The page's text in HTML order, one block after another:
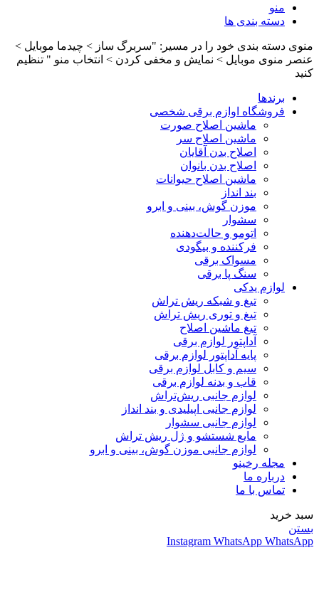
منو
دسته بندی ها
منوی دسته بندی خود را در مسیر: "سربرگ ساز > چیدما موبایل >
عنصر منوی موبایل > نمایش و مخفی کردن > انتخاب منو " تنظیم
کنید
برندها
فروشگاه اوازم برقی شخصی
ماشین اصلاح صورت
ماشین اصلاح سر
اصلاح بدن آقایان
اصلاح بدن بانوان
ماشین اصلاح حیوانات
بند انداز
موزن گوش، بینی و ابرو
سشوار
اتومو و حالت‌دهنده
فرکننده و بیگودی
مسواک برقی
سنگ پا برقی
لوازم یدکی
تیغ و شبکه ریش تراش
تیغ و توری ریش تراش
تیغ ماشین اصلاح
آداپتور لوازم برقی
پایه آداپتور لوازم برقی
سیم و کابل لوازم برقی
قاب و بدنه لوازم برقی
لوازم جانبی ریش‌تراش
لوازم جانبی اپیلیدی و بند انداز
لوازم جانبی سشوار
مایع شستشو و ژل ریش تراش
لوازم جانبی موزن گوش، بینی و ابرو
مجله رخینو
درباره ما
تماس با ما
سبد خرید
بستن
Instagram WhatsApp WhatsApp